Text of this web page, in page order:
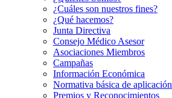
¿Cuáles son nuestros fines?
¿Qué hacemos?
Junta Directiva
Consejo Médico Asesor
Asociaciones Miembros
Campañas
Información Económica
Normativa básica de aplicación
Premios y Reconocimientos